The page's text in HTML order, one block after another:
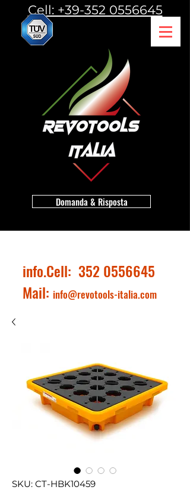
Cell: +39-352 0556645
Domanda & Risposta
info.Cell: 352 0556645
Mail: info@revotools-italia.com
SKU: CT-HBK10459